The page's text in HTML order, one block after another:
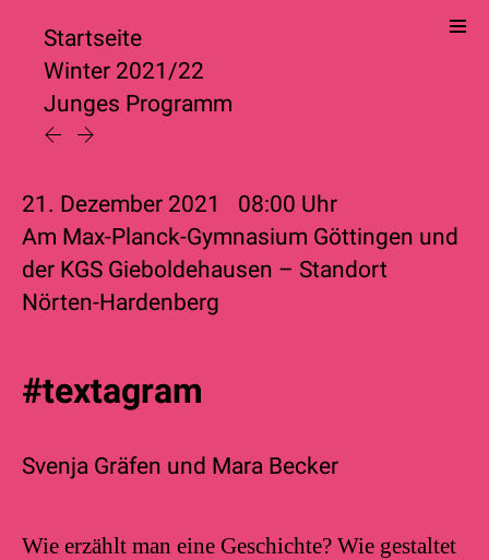
Startseite
Winter 2021/22
Junges Programm
21. Dezember 2021 08:00 Uhr
Am Max-Planck-Gymnasium Göttingen und
der KGS Gieboldehausen – Standort
Nörten-Hardenberg
#textagram
Svenja Gräfen und Mara Becker
Wie erzählt man eine Geschichte? Wie gestaltet